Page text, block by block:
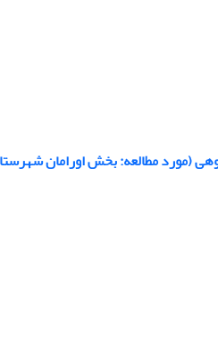
(مورد مطالعه: بخش اورامان